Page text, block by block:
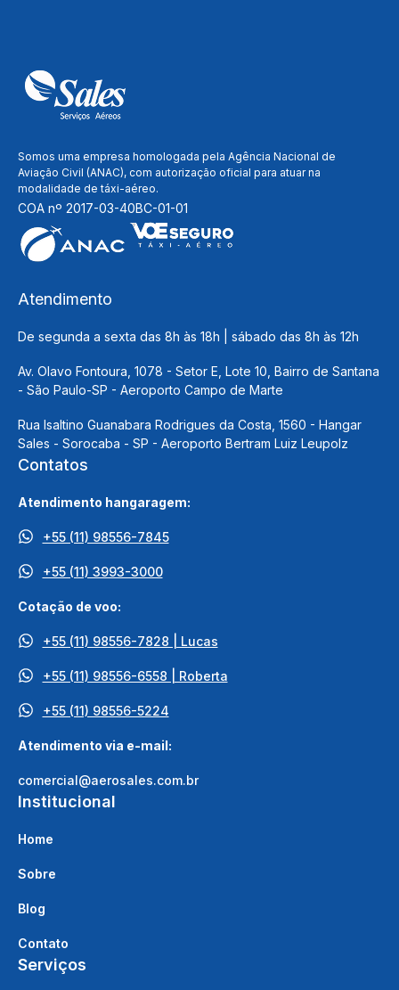
Somos uma empresa homologada pela Agência Nacional de
Aviação Civil (ANAC), com autorização oficial para atuar na
modalidade de táxi-aéreo.
COA nº 2017-03-40BC-01-01
Atendimento
De segunda a sexta das 8h às 18h | sábado das 8h às 12h
Av. Olavo Fontoura, 1078 - Setor E, Lote 10, Bairro de Santana
- São Paulo-SP - Aeroporto Campo de Marte
Rua Isaltino Guanabara Rodrigues da Costa, 1560 - Hangar
Sales - Sorocaba - SP - Aeroporto Bertram Luiz Leupolz
Contatos
Atendimento hangaragem:
+55 (11) 98556-7845
+55 (11) 3993-3000
Cotação de voo:
+55 (11) 98556-7828 | Lucas
+55 (11) 98556-6558 | Roberta
+55 (11) 98556-5224
Atendimento via e-mail:
comercial@aerosales.com.br
Institucional
Home
Sobre
Blog
Contato
Serviços